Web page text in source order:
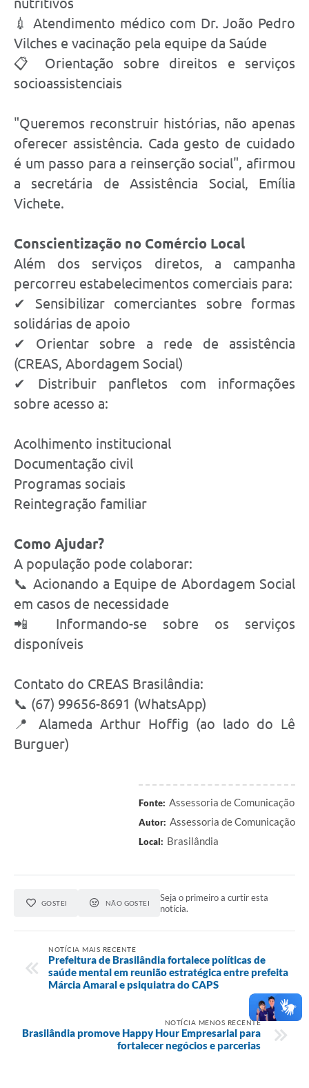
💉 Atendimento médico com Dr. João Pedro
Vilches e vacinação pela equipe da Saúde
📋 Orientação sobre direitos e serviços
socioassistenciais
"Queremos reconstruir histórias, não apenas
oferecer assistência. Cada gesto de cuidado
é um passo para a reinserção social", afirmou
a secretária de Assistência Social, Emília
Vichete.
Conscientização no Comércio Local
Além dos serviços diretos, a campanha
percorreu estabelecimentos comerciais para:
✔ Sensibilizar comerciantes sobre formas
solidárias de apoio
✔ Orientar sobre a rede de assistência
(CREAS, Abordagem Social)
✔ Distribuir panfletos com informações
sobre acesso a:
Acolhimento institucional
Documentação civil
Programas sociais
Reintegração familiar
Como Ajudar?
A população pode colaborar:
📞 Acionando a Equipe de Abordagem Social
em casos de necessidade
📲 Informando-se sobre os serviços
disponíveis
Contato do CREAS Brasilândia:
📞 (67) 99656-8691 (WhatsApp)
📍 Alameda Arthur Hoffig (ao lado do Lê
Burguer)
Fonte: Assessoria de Comunicação
Autor: Assessoria de Comunicação
Local: Brasilândia
GOSTEI NÃO GOSTEI
Seja o primeiro a curtir esta
notícia.
NOTÍCIA MAIS RECENTE
Prefeitura de Brasilândia fortalece políticas de
saúde mental em reunião estratégica entre prefeita
Márcia Amaral e psiquiatra do CAPS
NOTÍCIA MENOS RECENTE
Brasilândia promove Happy Hour Empresarial para
fortalecer negócios e parcerias